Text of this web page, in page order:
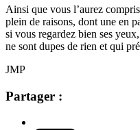
Ainsi que vous l’aurez
plein de raisons, dont une en
si vous regardez bien ses
ne sont dupes de rien et qui
JMP
Partager :